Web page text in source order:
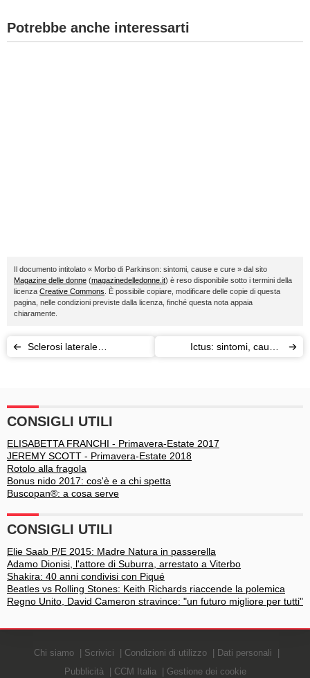
Potrebbe anche interessarti
Il documento intitolato « Morbo di Parkinson: sintomi, cause e cure » dal sito
Magazine delle donne (magazinedelledonne.it) è reso disponibile sotto i termini della
licenza Creative Commons . È possibile copiare, modificare delle copie di questa
pagina, nelle condizioni previste dalla licenza, finché questa nota appaia
chiaramente.
Sclerosi laterale
Ictus: sintomi, cause,
CONSIGLI UTILI
ELISABETTA FRANCHI - Primavera-Estate 2017
JEREMY SCOTT - Primavera-Estate 2018
Rotolo alla fragola
Bonus nido 2017: cos'è e a chi spetta
Buscopan®: a cosa serve
CONSIGLI UTILI
Elie Saab P/E 2015: Madre Natura in passerella
Adamo Dionisi, l'attore di Suburra, arrestato a Viterbo
Shakira: 40 anni condivisi con Piqué
Beatles vs Rolling Stones: Keith Richards riaccende la polemica
Regno Unito, David Cameron stravince: "un futuro migliore per tutti"
Chi siamo Scrivici Condizioni di utilizzo
Dati personali
Pubblicità
CCM Italia Gestione dei cookie